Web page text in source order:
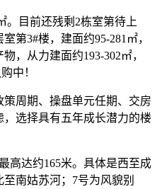
目前还残剩2栋室第待上
第3#楼，建面约95-281㎡，
，从力建面约193-302㎡，
中！
周期、操盘单元任期、交房
选择具有五年成长潜力的楼
达约165米。具体是西至成
南姑苏河；7号为风貌别